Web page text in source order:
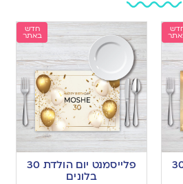
יום הולדת 30
חדש
באתר
פלייסמנט יום הולדת 30
בלונים